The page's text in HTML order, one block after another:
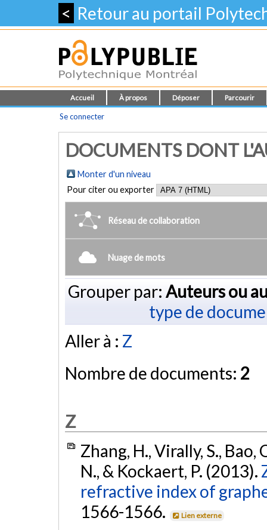
< Retour au portail
Accueil À propos Déposer Parcourir
Se connecter
DOCUMENTS DONT
Monter d'un niveau
Pour citer ou exporter
Réseau de collaboration
Nuage de mots
Grouper par: Auteurs ou
type de
Aller à : Z
Nombre de documents: 2
Z
Zhang, H., Virally, S., Bao,
N., & Kockaert, P. (2013).
refractive index of
1566-1566.
Lien externe